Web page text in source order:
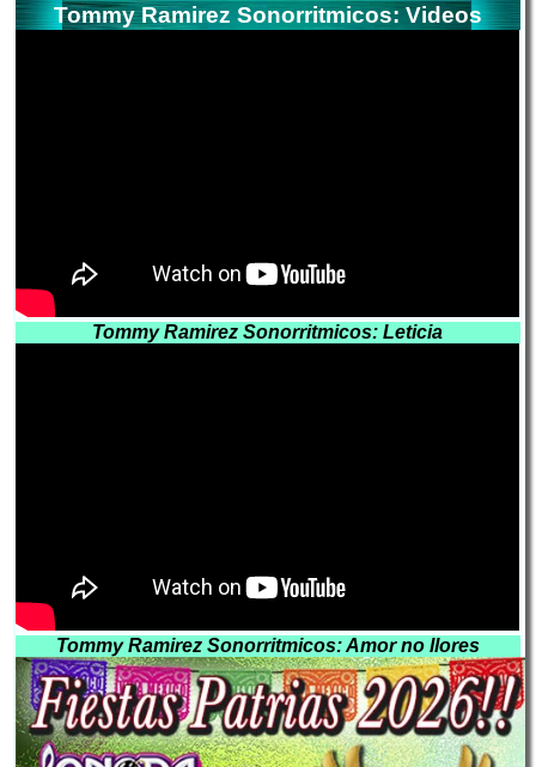
Tommy Ramirez Sonorritmicos: Videos
Tommy Ramirez Sonorritmicos: Leticia
Tommy Ramirez Sonorritmicos: Amor no llores